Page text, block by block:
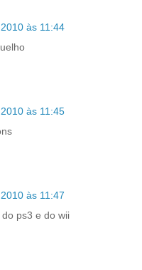
às 11:44
às 11:45
às 11:47
ps3 e do wii